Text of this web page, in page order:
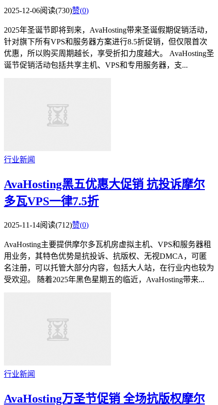
2025-12-06阅读(730)赞(0)
2025年圣诞节即将到来，AvaHosting带来圣诞假期促销活动，
针对旗下所有VPS和服务器方案进行8.5折促销，但仅限首次
优惠，所以购买周期越长，享受折扣力度越大。 AvaHosting圣
诞节促销活动包括共享主机、VPS和专用服务器，支...
行业新闻
AvaHosting黑五优惠大促销 抗投诉摩尔
多瓦VPS一律7.5折
2025-11-14阅读(712)赞(0)
AvaHosting主要提供摩尔多瓦机房虚拟主机、VPS和服务器租
用业务，其特色优势是抗投诉、抗版权、无视DMCA，可匿
名注册，可以托管大部分内容，包括大人站，在行业内也较为
受欢迎。 随着2025年黑色星期五的临近，AvaHosting带来...
行业新闻
AvaHosting万圣节促销 全场抗版权摩尔